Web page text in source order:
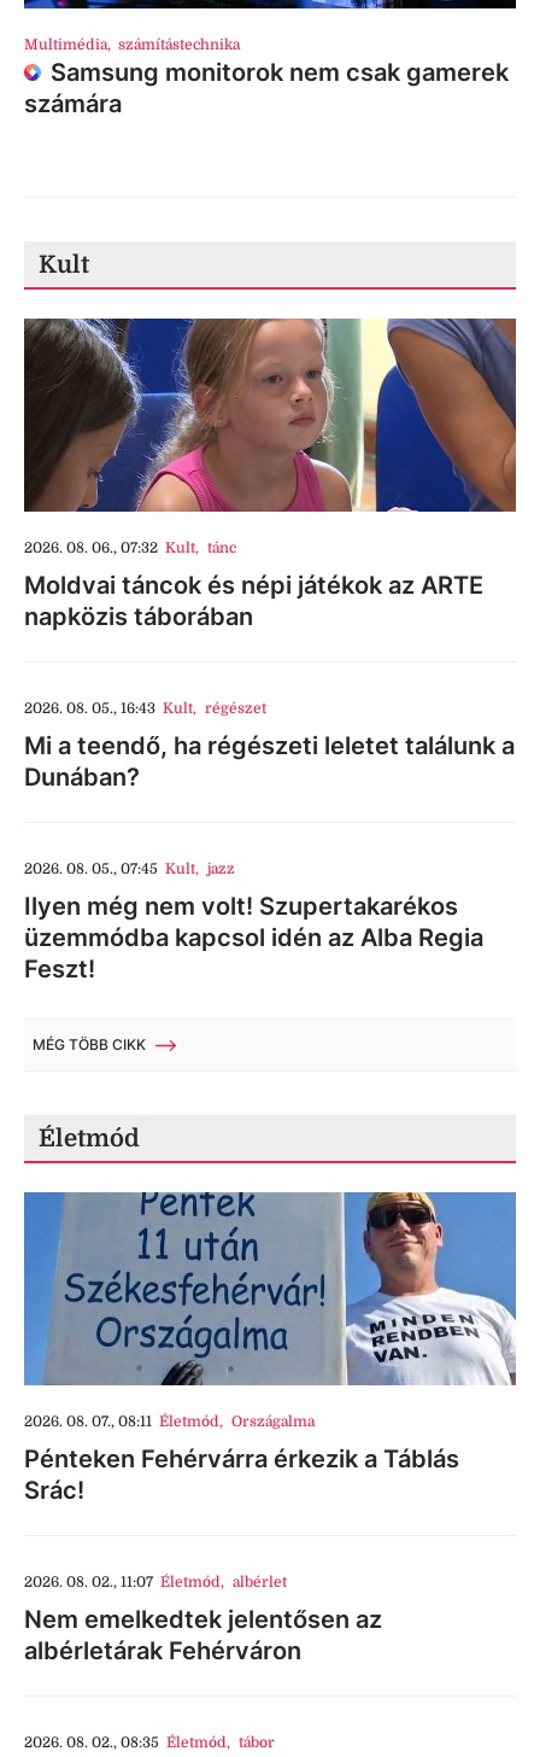
Multimédia, számítástechnika
Samsung monitorok nem csak gamerek
számára
Kult
2026. 08. 06., 07:32 Kult, tánc
Moldvai táncok és népi játékok az ARTE
napközis táborában
2026. 08. 05., 16:43 Kult, régészet
Mi a teendő, ha régészeti leletet találunk a
Dunában?
2026. 08. 05., 07:45 Kult, jazz
Ilyen még nem volt! Szupertakarékos
üzemmódba kapcsol idén az Alba Regia
Feszt!
MÉG TÖBB CIKK
Életmód
2026. 08. 07., 08:11 Életmód, Országalma
Pénteken Fehérvárra érkezik a Táblás
Srác!
2026. 08. 02., 11:07 Életmód, albérlet
Nem emelkedtek jelentősen az
albérletárak Fehérváron
2026. 08. 02., 08:35 Életmód, tábor